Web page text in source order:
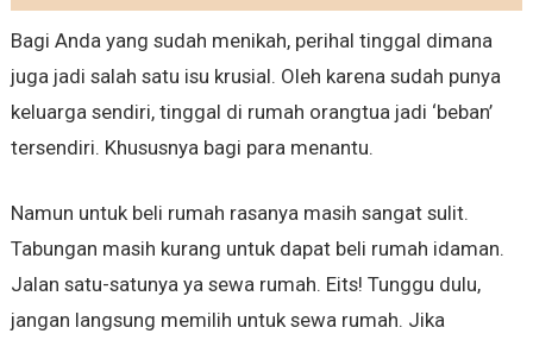
Bagi Anda yang sudah menikah, perihal tinggal dimana
juga jadi salah satu isu krusial. Oleh karena sudah punya
keluarga sendiri, tinggal di rumah orangtua jadi ‘beban’
tersendiri. Khususnya bagi para menantu.
Namun untuk beli rumah rasanya masih sangat sulit.
Tabungan masih kurang untuk dapat beli rumah idaman.
Jalan satu-satunya ya sewa rumah. Eits! Tunggu dulu,
jangan langsung memilih untuk sewa rumah. Jika